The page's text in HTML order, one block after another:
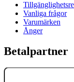
Vanliga frågor
Varumärken
Ånger
Betalpartner